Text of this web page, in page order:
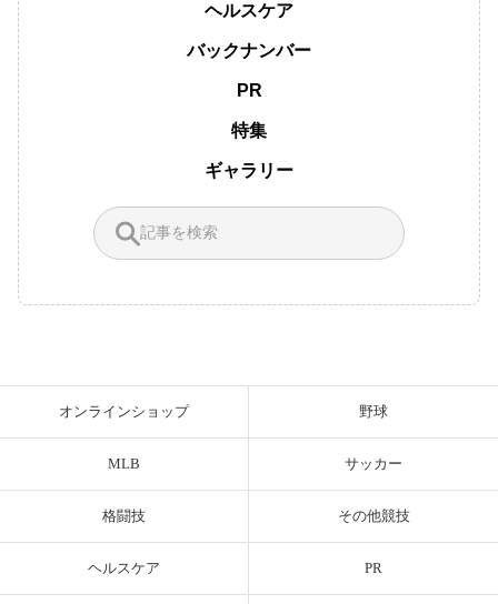
ヘルスケア
バックナンバー
PR
特集
ギャラリー
オンラインショップ 野球
MLB サッカー
格闘技 その他競技
ヘルスケア PR